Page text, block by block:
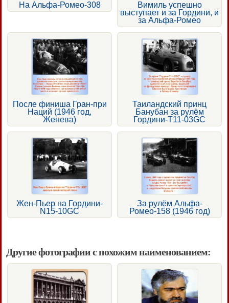
На Альфа-Ромео-308
Вимиль успешно
выступает и за Гордини, и
за Альфа-Ромео
После финиша Гран-при
Наций (1946 год,
Женева)
Таиландский принц
Банубан за рулём
Гордини-T11-03GC
Жен-Пьер на Гордини-
N15-10GC
За рулём Альфа-
Ромео-158 (1946 год)
Другие фотографии с похожим наименованием: